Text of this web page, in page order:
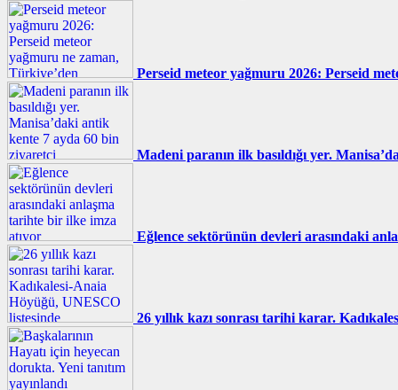
Perseid meteor yağmuru 2026: Perseid
Madeni paranın ilk basıldığı yer.
Eğlence sektörünün devleri arasındaki
26 yıllık kazı sonrası tarihi karar.